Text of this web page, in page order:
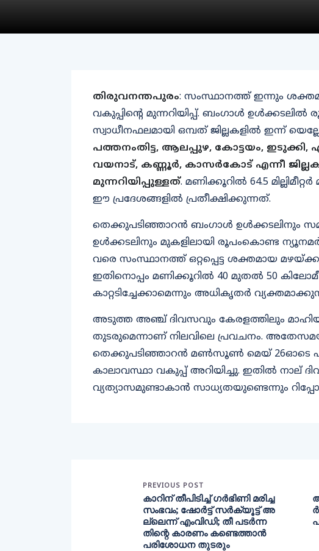
തിരുവനന്തപുരം: സംസ്ഥാനത്ത് ഇന്നും
വകുപ്പിന്റെ മുന്നറിയിപ്പ്. ബംഗാൾ ഉൾക്കടലിൽ
സ്വാധീനഫലമായി ഒമ്പത് ജില്ലകളിൽ ഇന്ന് യെല്ലോ
പത്തനംതിട്ട, ആലപ്പുഴ, കോട്ടയം,
വയനാട്, കണ്ണൂർ, കാസർകോട് എന്നീ
മുന്നറിയിപ്പുള്ളത്. മണിക്കൂറിൽ 64.5
ഈ പ്രദേശങ്ങളിൽ പ്രതീക്ഷിക്കുന്നത്.
തെക്കുപടിഞ്ഞാറൻ ബംഗാൾ ഉൾക്കടലിനും
ഉൾക്കടലിനും മുകളിലായി രൂപംകൊണ്ട
വരെ സംസ്ഥാനത്ത് ഒറ്റപ്പെട്ട ശക്തമായ
ഇതിനൊപ്പം മണിക്കൂറിൽ 40 മുതൽ 50
കാറ്റടിച്ചേക്കാമെന്നും അധികൃതർ
അടുത്ത അഞ്ച് ദിവസവും കേരളത്തിലും
തുടരുമെന്നാണ് നിലവിലെ പ്രവചനം.
തെക്കുപടിഞ്ഞാറൻ മൺസൂൺ മെയ് 26ഓടെ
കാലാവസ്ഥാ വകുപ്പ് അറിയിച്ചു. ഇതിൽ നാല്
വ്യത്യാസമുണ്ടാകാൻ സാധ്യതയുണ്ടെന്നും
PREVIOUS POST
കാറിന് തീപിടിച്ച് ഗര്‍ഭിണി മരിച്ച
സംഭവം; ഷോര്‍ട്ട് സര്‍ക്യൂട്ട് അ
ല്ലെന്ന് എംവിഡി; തീ പടര്‍ന്ന
തിന്റെ കാരണം കണ്ടെത്താന്‍
പരിശോധന തുടരും